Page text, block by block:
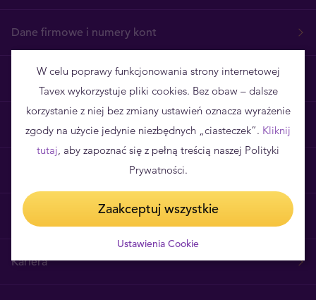
Dane firmowe i numery kont
Regulamin
Realizacja zamówień
Skontaktuj się z nami
Kariera
W celu poprawy funkcjonowania strony internetowej
Tavex wykorzystuje pliki cookies. Bez obaw – dalsze
korzystanie z niej bez zmiany ustawień oznacza wyrażenie
zgody na użycie jedynie niezbędnych „ciasteczek”. Kliknij
tutaj, aby zapoznać się z pełną treścią naszej Polityki
Prywatności.
Zaakceptuj wszystkie
Ustawienia Cookie